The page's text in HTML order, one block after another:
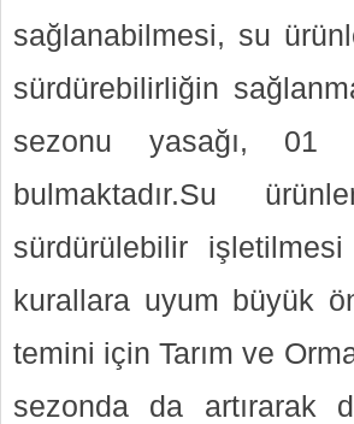
sağlanabilmesi, su
sürdürebilirliğin
sezonu yasağı,
bulmaktadır.Su
sürdürülebilir
kurallara uyum büyük
temini için Tarım ve
sezonda da artırarak